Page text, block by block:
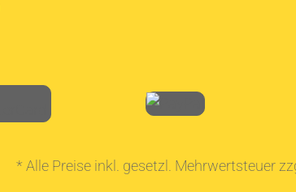
* Alle Preise inkl. gesetzl. Mehrwertsteuer